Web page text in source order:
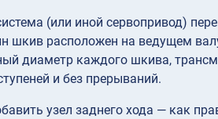
(или иной сервопривод)
шкив расположен на ведущем
диаметр каждого шкива,
и без прерываний.
узел заднего хода — как